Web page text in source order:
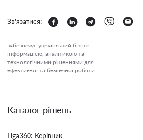
Зв'язатися:
забезпечує український бізнес
інформацією, аналітикою та
технологічними рішеннями для
ефективної та безпечної роботи.
Каталог рішень
Liga360: Керівник